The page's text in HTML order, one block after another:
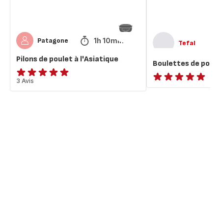
Patagone 1h 10min
Pilons de poulet à l'Asiatique
Avis
5
3 Avis
Tefal
Boulettes de porc
ratings.NaN